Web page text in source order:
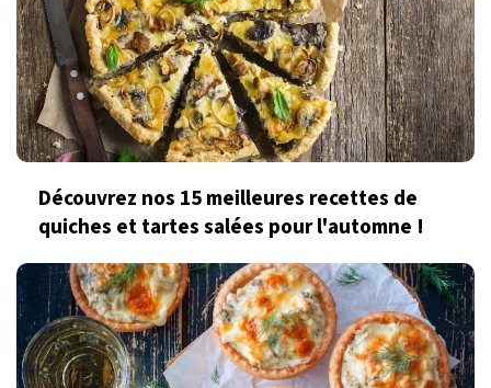
Découvrez nos 15 meilleures recettes de
quiches et tartes salées pour l'automne !